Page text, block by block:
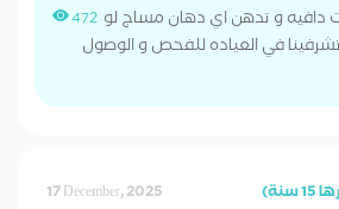
472 دافيه و تدهن اي دهان مساج لو
في العياده للفحص و الوصول
17 December, 2025